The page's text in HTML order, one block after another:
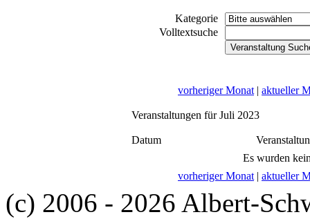
Kategorie
Volltextsuche
vorheriger Monat | aktueller
Veranstaltungen für Juli 2023
Datum
Es wurden
vorheriger Monat | aktueller
(c) 2006 - 2026 Albert-